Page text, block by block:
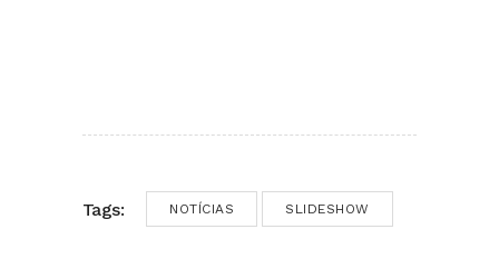
Tags: NOTÍCIAS SLIDESHOW